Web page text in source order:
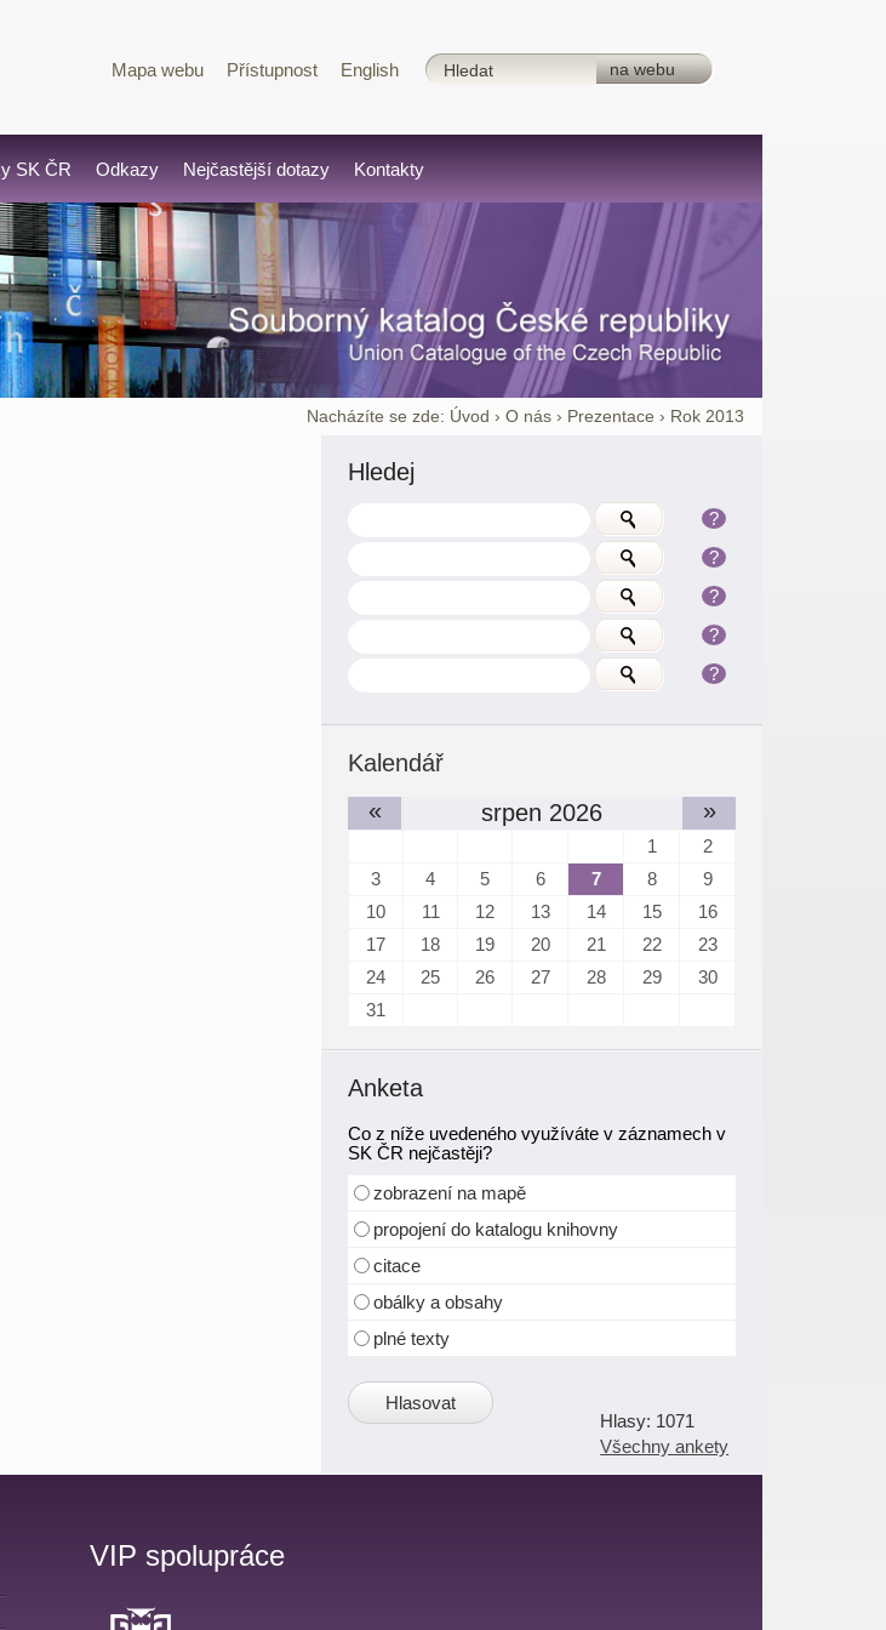
Mapa webu Přístupnost English
SK ČR Odkazy Nejčastější dotazy Kontakty
Nacházíte se zde: Úvod ›O nás › Prezentace › Rok 2013
Hledej
?
?
?
?
?
Kalendář
«
srpen 2026 »
1
2
3
4 5 6 7 8
9
10
11 12 13 14 15
16
17
18 19 20 21 22
23
24
25 26 27 28 29
30
31
Anketa
Co z níže uvedeného využíváte v záznamech v
SK ČR nejčastěji?
zobrazení na mapě
propojení do katalogu knihovny
citace
obálky a obsahy
plné texty
1071
Všechny ankety
VIP spolupráce